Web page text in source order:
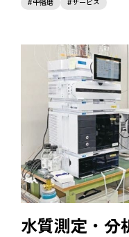
中播磨 サービス
水質測定・分